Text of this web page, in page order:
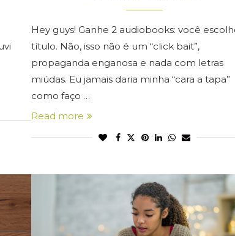
Hey guys! Ganhe 2 audiobooks: você
título. Não, isso não é um “click bait”,
propaganda enganosa e nada com letras
miúdas. Eu jamais daria minha “cara a tapa”
como faço …
Read more